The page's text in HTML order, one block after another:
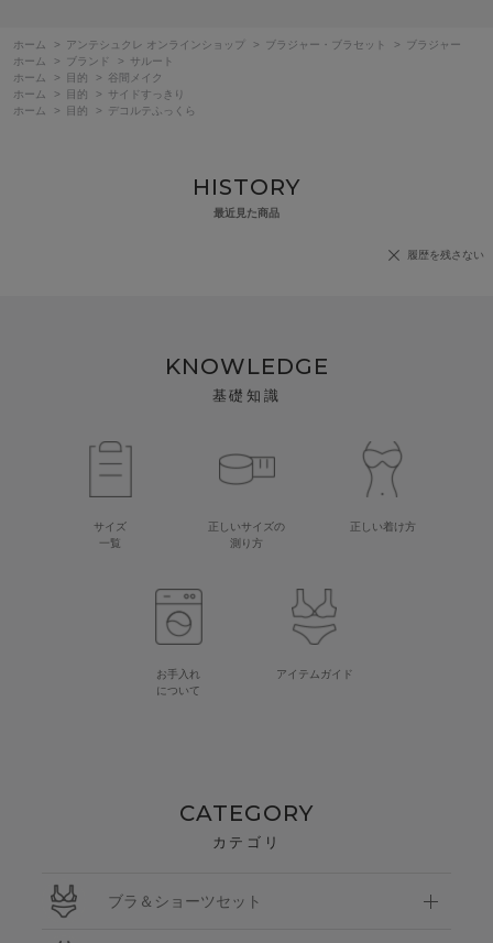
ホーム > アンテシュクレ オンラインショップ > ブラジャー・ブラセット >
ブラジャー
ホーム
> ブランド >
サルート
ホーム
> 目的 >
谷間メイク
ホーム
> 目的 >
サイドすっきり
ホーム
> 目的 > デコルテふっくら
HISTORY
最近見た商品
履歴を残さない
KNOWLEDGE
基礎知識
サイズ
一覧
正しいサイズの
測り方
正しい着け方
お手入れ
について
アイテムガイド
CATEGORY
カテゴリ
ブラ＆ショーツセット